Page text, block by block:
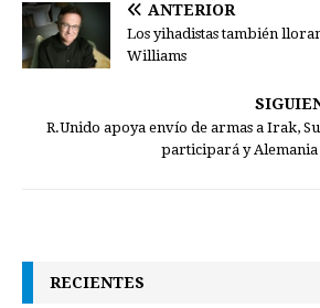
ANTERIOR
Los yihadistas también
Williams
R.Unido apoya envío de armas a Irak,
participará y Alemania
RECIENTES